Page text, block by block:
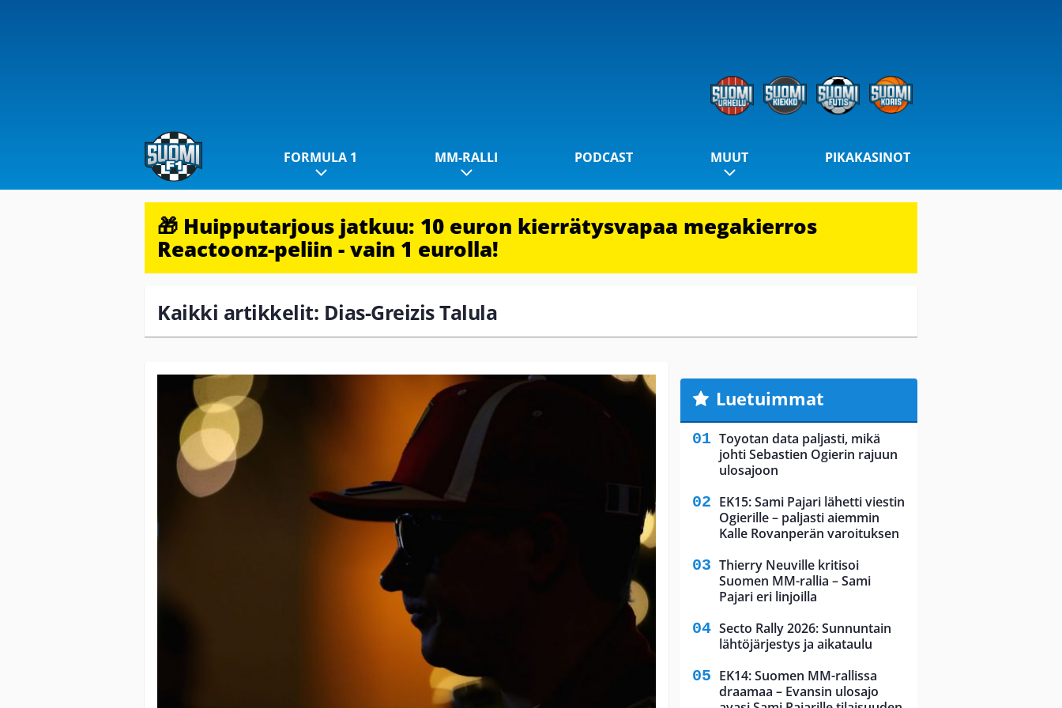
FORMULA 1 MM-RALLI PODCAST MUUT PIKAKASINOT
🎁 Huipputarjous jatkuu: 10 euron kierrätysvapaa megakierros
Reactoonz-peliin - vain 1 eurolla!
Kaikki artikkelit: Dias-Greizis Talula
Luetuimmat
Toyotan data paljasti, mikä
johti Sebastien Ogierin rajuun
ulosajoon
EK15: Sami Pajari lähetti viestin
Ogierille – paljasti aiemmin
Kalle Rovanperän varoituksen
Thierry Neuville kritisoi
Suomen MM-rallia – Sami
Pajari eri linjoilla
Secto Rally 2026: Sunnuntain
lähtöjärjestys ja aikataulu
EK14: Suomen MM-rallissa
draamaa – Evansin ulosajo